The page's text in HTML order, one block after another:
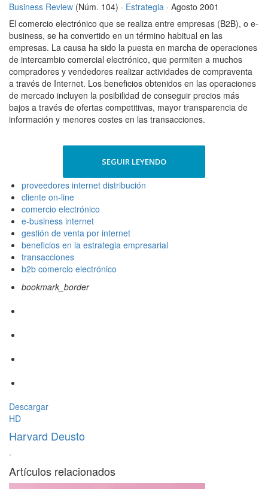
Business Review (Núm. 104) · Estrategia · Agosto 2001
El comercio electrónico que se realiza entre empresas (B2B), o e-
business, se ha convertido en un término habitual en las
empresas. La causa ha sido la puesta en marcha de operaciones
de intercambio comercial electrónico, que permiten a muchos
compradores y vendedores realizar actividades de compraventa
a través de Internet. Los beneficios obtenidos en las operaciones
de mercado incluyen la posibilidad de conseguir precios más
bajos a través de ofertas competitivas, mayor transparencia de
información y menores costes en las transacciones.
SEGUIR LEYENDO
proveedores internet distribución
cliente on-line
comercio electrónico
e-business internet
gestión de venta por internet
beneficios en la estrategia empresarial
transacciones
b2b comercio electrónico
bookmark_border
Descargar
HD
Harvard Deusto
·
Artículos relacionados